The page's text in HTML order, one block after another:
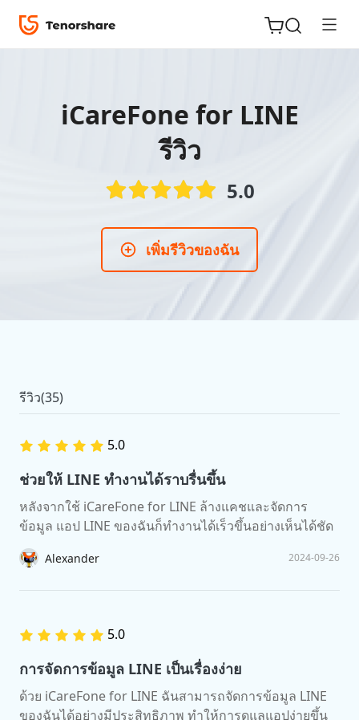
iCareFone for LINE
รีวิว
5.0
เพิ่มรีวิวของฉัน
รีวิว(35)
5.0
ช่วยให้ LINE ทำงานได้ราบรื่นขึ้น
หลังจากใช้ iCareFone for LINE ล้างแคชและจัดการ
ข้อมูล แอป LINE ของฉันก็ทำงานได้เร็วขึ้นอย่างเห็นได้ชัด
Alexander 2024-09-26
5.0
การจัดการข้อมูล LINE เป็นเรื่องง่าย
ด้วย iCareFone for LINE ฉันสามารถจัดการข้อมูล LINE
ของฉันได้อย่างมีประสิทธิภาพ ทำให้การดูแลแอปง่ายขึ้น